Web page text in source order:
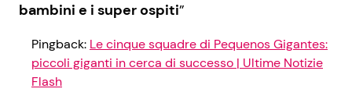
bambini e i super ospiti”
Pingback: Le cinque squadre di Pequenos Gigantes:
piccoli giganti in cerca di successo | Ultime Notizie
Flash